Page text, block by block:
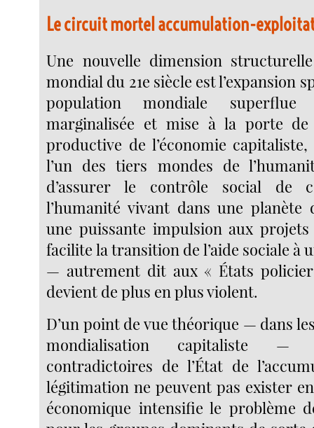
Le circuit mortel accumulation-
Une nouvelle dimension
mondial du 21e siècle est l’expansion
population mondiale
marginalisée et mise à la porte
productive de l’économie
l’un des tiers mondes de
d’assurer le contrôle social de
l’humanité vivant dans une planète
une puissante impulsion aux
facilite la transition de l’aide sociale à
— autrement dit aux « États
devient de plus en plus violent.
D’un point de vue théorique — dans
mondialisation capitaliste —
contradictoires de l’État de
légitimation ne peuvent pas exister
économique intensifie le problème